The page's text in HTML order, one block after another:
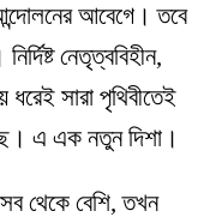
আবেগে। তবে
নেতৃত্ববিহীন,
সারা পৃথিবীতেই
এ এক নতুন দিশা।
থেকে বেশি, তখন